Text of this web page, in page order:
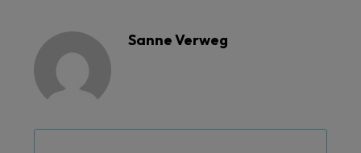
Sanne Verweg